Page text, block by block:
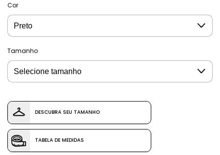
Cor
Tamanho
DESCUBRA SEU TAMANHO
TABELA DE MEDIDAS